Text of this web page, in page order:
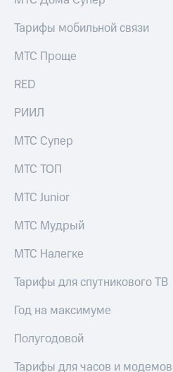
Описание
Программа
Порядок
выкупа
Описание
Уведомление
погашении
облигаций
Реквизиты
Контакты
развитие
На главную
Тарифы мобильной связи
МТС Проще
RED
РИИЛ
МТС Супер
МТС ТОП
МТС Junior
МТС Мудрый
МТС Налегке
Тарифы для спутникового ТВ
Год на максимуме
Полугодовой
Тарифы для часов и модемов